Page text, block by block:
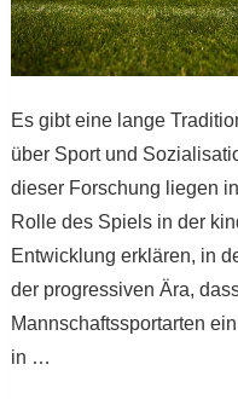
Es gibt eine lange
über Sport und
dieser Forschung liegen
Rolle des Spiels in der
Entwicklung erklären, in
der progressiven Ära,
Mannschaftssportarten
in …